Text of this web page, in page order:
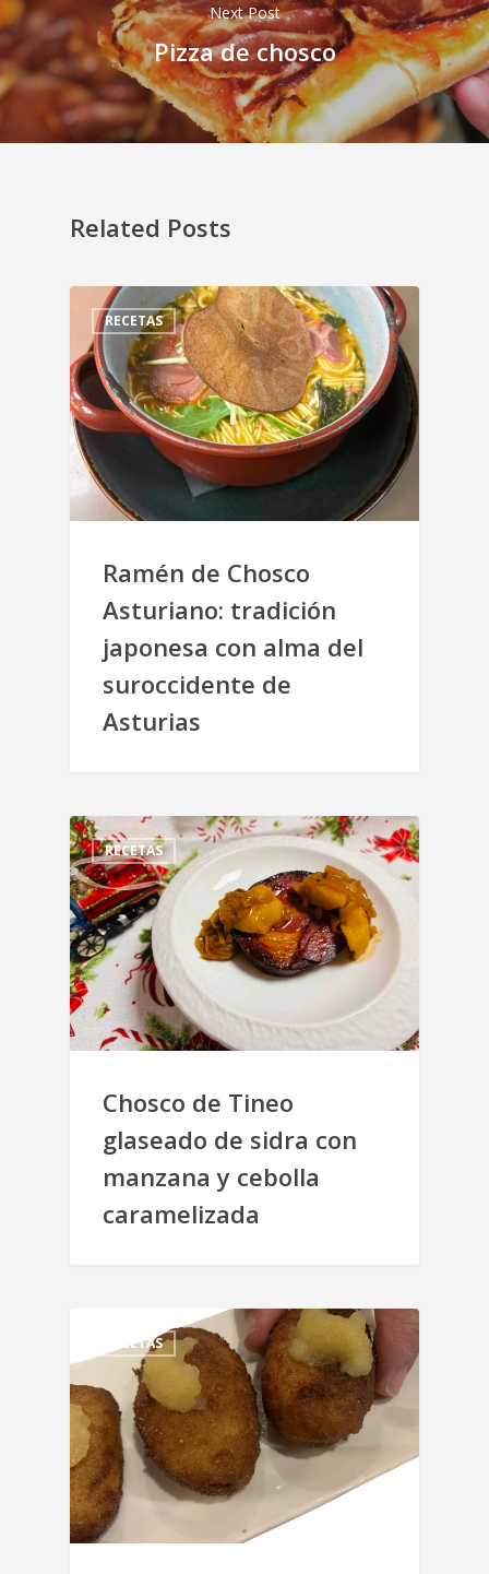
Next Post
Pizza de chosco
Related Posts
RECETAS
Ramén de Chosco
Asturiano: tradición
japonesa con alma del
suroccidente de
Asturias
RECETAS
Chosco de Tineo
glaseado de sidra con
manzana y cebolla
caramelizada
RECETAS